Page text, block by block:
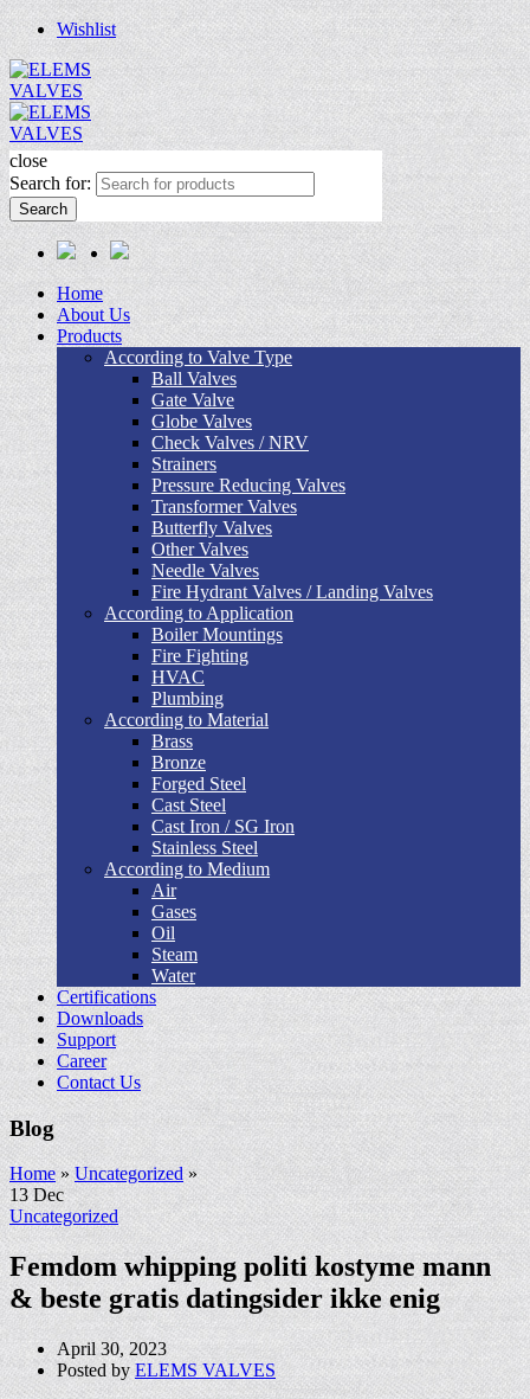
Wishlist
close
Search for:
Search
Home
About Us
Products
According to Valve Type
Ball Valves
Gate Valve
Globe Valves
Check Valves / NRV
Strainers
Pressure Reducing Valves
Transformer Valves
Butterfly Valves
Other Valves
Needle Valves
Fire Hydrant Valves / Landing Valves
According to Application
Boiler Mountings
Fire Fighting
HVAC
Plumbing
According to Material
Brass
Bronze
Forged Steel
Cast Steel
Cast Iron / SG Iron
Stainless Steel
According to Medium
Air
Gases
Oil
Steam
Water
Certifications
Downloads
Support
Career
Contact Us
Blog
Home»Uncategorized »
13Dec
Uncategorized
Femdom whipping politi kostyme mann
& beste gratis datingsider ikke enig
April 30, 2023
Posted by ELEMS VALVES